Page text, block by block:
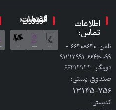
اطلاعات
تماس:
تلفن: ٦٦٤٠٨٦٤٠ -
٦٦٤٦٠٠٩٩-91212991
دورنگار: ٦٦٤١٣٩٣٣
صندوق پستی:
756-13145
کدپستی:
گروه انتشارات ققنوس: